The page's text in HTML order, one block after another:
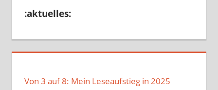
:aktuelles:
Von 3 auf 8: Mein Leseaufstieg in 2025